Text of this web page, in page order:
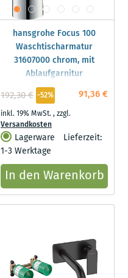
hansgrohe Focus 100
Waschtischarmatur
31607000 chrom, mit
Ablaufgarnitur
91,36 €
192,30 € -52%
inkl. 19% MwSt.,zzgl.
Versandkosten
Lagerware
Lieferzeit:
1-3 Werktage
In den Warenkorb